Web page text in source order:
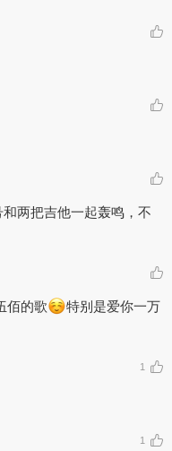
两把吉他一起轰鸣，不
佰的歌
特别是爱你一万
1
1